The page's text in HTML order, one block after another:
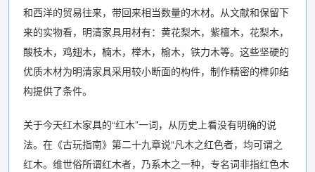
和西洋的贸易往来，带回来相当数量的木材。从文献和保留下
来的实物看，明清家具用材有：黄花梨木，紫檀木，花梨木，
酸枝木，鸡翅木，楠木，榉木，榆木，铁力木等。这些坚硬的
优质木材为明清家具采用较小断面的构件，制作精密的榫卯结
构提供了条件。
关于今天红木家具的“红木”一词，从历史上看没有明确的说
法。在《古玩指南》第二十九章说“凡木之红色者，均可谓之
红木。维世俗所谓红木者，乃系木之一种，专名词非指红色木